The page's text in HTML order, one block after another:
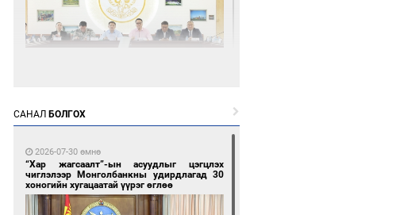
дугаартай автомашинтай иргэдэд шатахуун
олгоно
САНАЛ БОЛГОХ
2026-07-30 өмнө
“Хар жагсаалт”-ын асуудлыг цэгцлэх
чиглэлээр Монголбанкны удирдлагад 30
хоногийн хугацаатай үүрэг өглөө